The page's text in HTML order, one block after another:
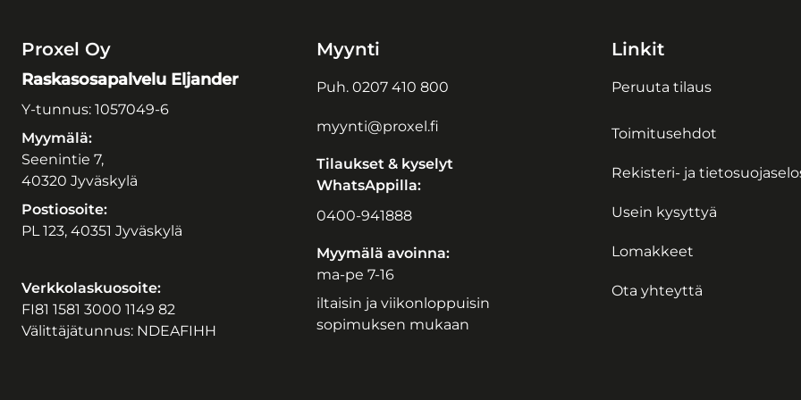
Proxel Oy
Raskasosapalvelu Eljander
Y-tunnus: 1057049-6
Myymälä:
Seenintie 7,
40320 Jyväskylä
Postiosoite:
PL 123, 40351 Jyväskylä
Verkkolaskuosoite:
FI81 1581 3000 1149 82
Välittäjätunnus: NDEAFIHH
Myynti
Puh. 0207 410 800
myynti@proxel.fi
Tilaukset & kyselyt
WhatsAppilla:
0400-941888
Myymälä avoinna:
ma-pe 7-16
iltaisin ja viikonloppuisin
sopimuksen mukaan
Linkit
Peruuta tilaus
Toimitusehdot
Rekisteri- ja
Usein kysyttyä
Lomakkeet
Ota yhteyttä